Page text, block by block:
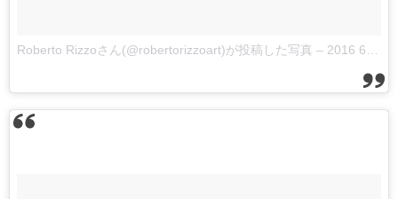
Roberto Rizzoさん(@robertorizzoart)が投稿した写真 – 2016 6月 7 11:43午前 PDT